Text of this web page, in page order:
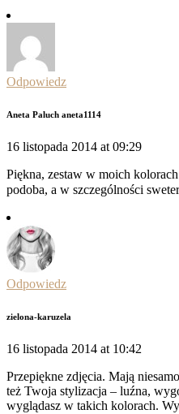
Odpowiedz
Aneta Paluch aneta1114
16 listopada 2014 at 09:29
Piękna, zestaw w moich
podoba, a w szczególności
Odpowiedz
zielona-karuzela
16 listopada 2014 at 10:42
Przepiękne zdjęcia. Mają
też Twoja stylizacja – luźna,
wyglądasz w takich kolorach.